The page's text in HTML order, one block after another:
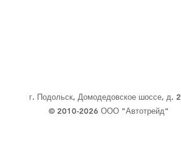
г. Подольск, Домодедовское шоссе, д. 2
© 2010-2026 ООО "Автотрейд"